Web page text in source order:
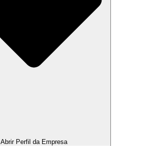
Abrir Perfil da Empresa